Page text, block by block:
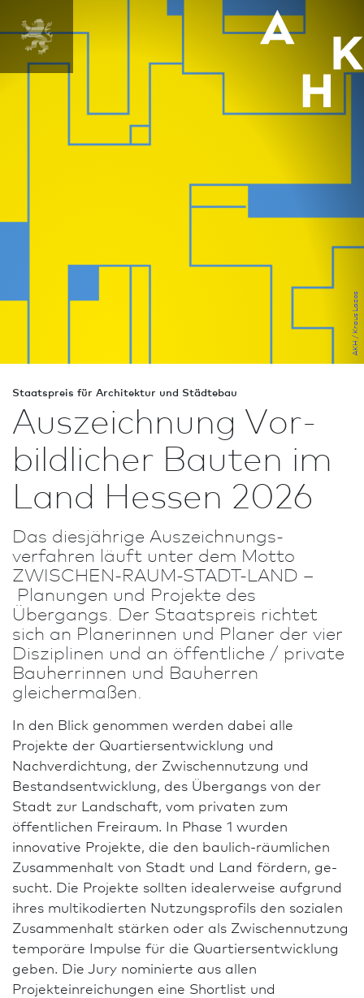
MENÜ
AKH / Kraus Lazos
Staats­preis für Archi­tektur und Städtebau
Aus­zeich­nung Vor­
bild­licher Bauten im
Land Hessen 2026
Das diesjährige Aus­zeich­nungs­
verfahren läuft unter dem Motto
ZWISCHEN-RAUM-STADT-LAND –
Planungen und Projekte des
Übergangs. Der Staats­preis richtet
sich an Planerinnen und Planer der vier
Disziplinen und an öffentliche / private
Bauherrinnen und Bauherren
gleichermaßen.
In den Blick genommen werden dabei alle
Projekte der Quar­tiersentwicklung und
Nachverdichtung, der Zwischennutzung und
Bestandsentwicklung, des Übergangs von der
Stadt zur Landschaft, vom privaten zum
öffentlichen Freiraum. In Phase 1 wurden
innovative Projekte, die den baulich-räumlichen
Zusammenhalt von Stadt und Land fördern, ge­
sucht. Die Projekte sollten idealerweise auf­grund
ihres multikodierten Nutzungsprofils den sozialen
Zusammenhalt stärken oder als Zwischennutzung
temporäre Impulse für die Quar­tiersentwicklung
geben. Die Jury nominierte aus allen
Projekteinreichungen eine Shortlist und